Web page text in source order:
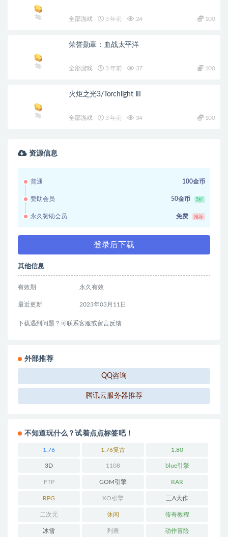
全部游戏 3 年前 24 100
荣誉勋章：血战太平洋
全部游戏 3 年前 37 100
火炬之光3/Torchlight III
全部游戏 3 年前 34 100
资源信息
普通 100金币
赞助会员 50金币 5折
永久赞助会员 免费 推荐
登录后下载
其他信息
有效期 永久有效
最近更新 2023年03月11日
下载遇到问题？可联系客服或留言反馈
外部推荐
QQ咨询
腾讯云服务器推荐
不知道玩什么？试着点点标签吧！
1.76 1.76复古 1.80
3D 1108 blue引擎
FTP GOM引擎 RAR
RPG XO引擎 三A大作
二次元 休闲 传奇教程
冰雪 列表 动作冒险